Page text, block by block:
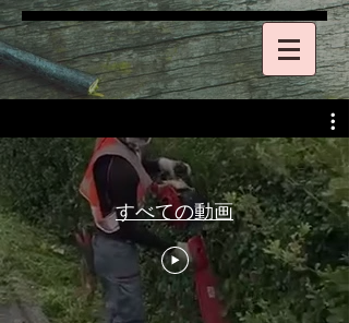
すべての動画